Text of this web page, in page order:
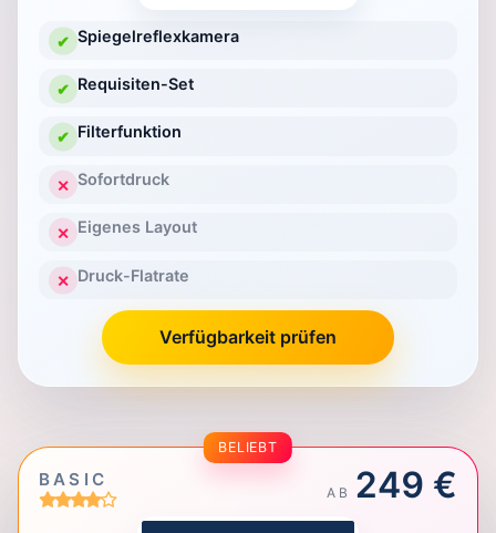
✔ Spiegelreflexkamera
✔ Requisiten-Set
✔ Filterfunktion
✕ Sofortdruck
✕ Eigenes Layout
✕ Druck-Flatrate
Verfügbarkeit prüfen
BELIEBT
BASIC
AB 249 €